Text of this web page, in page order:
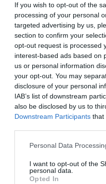
If you wish to opt-out of the
processing of your personal
targeted advertising by us,
section to confirm your
opt-out request is processed
interest-based ads based on
us or personal information
your opt-out. You may
disclosure of your personal
IAB’s list of downstream
also be disclosed by us to
Downstream Participants that
Personal Data
I want to opt-out of the
personal data.
Opted In
χρόνων και το καλοκαίρι
επαναπατρίστηκε με
εξωτερικών Ηλία
της στην Αθήνα συνέχισε
τη Γαλλία. Κατά τη
Παπαδόπουλου
βοηθήθηκε κυρίως από
Καλλιανέση, ο Αντρέας
Το 1971 μετά από νέα
εμφάνιση προϊούσας
πέθανε. Το έργο της
χώρο της ελληνικής
Σημαντικό ρόλο στη